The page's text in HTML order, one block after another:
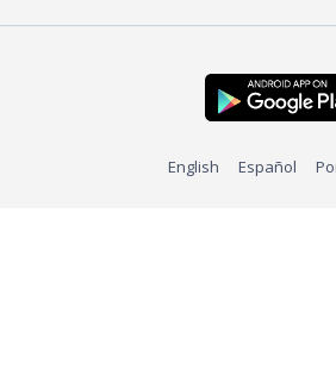
English Español